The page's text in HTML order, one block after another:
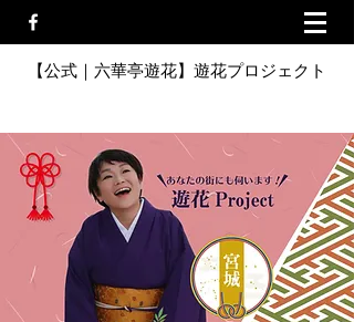
【公式｜六華亭遊花】遊花プロジェクト